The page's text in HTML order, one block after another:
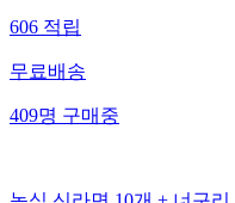
606적립
무료배송
409명구매중